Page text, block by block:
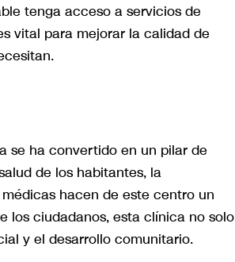
tenga acceso a servicios de
vital para mejorar la calidad de
se ha convertido en un pilar de
de los habitantes, la
hacen de este centro un
los ciudadanos, esta clínica no solo
y el desarrollo comunitario.